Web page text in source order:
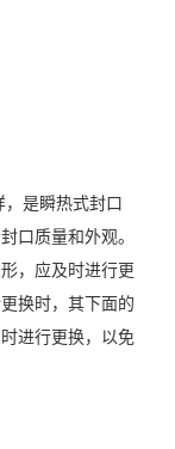
是瞬热式封口
口质量和外观。
，应及时进行更
换时，其下面的
进行更换，以免